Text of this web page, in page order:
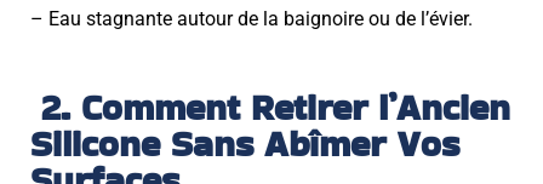
– Eau stagnante autour de la baignoire ou de l’évier.
2. Comment Retirer l’Ancien
Silicone Sans Abîmer Vos